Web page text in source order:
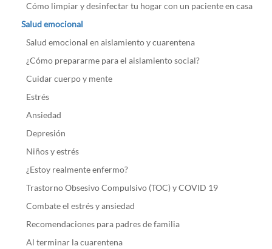
Cómo limpiar y desinfectar tu hogar con un paciente en casa
Salud emocional
Salud emocional en aislamiento y cuarentena
¿Cómo prepararme para el aislamiento social?
Cuidar cuerpo y mente
Estrés
Ansiedad
Depresión
Niños y estrés
¿Estoy realmente enfermo?
Trastorno Obsesivo Compulsivo (TOC) y COVID 19
Combate el estrés y ansiedad
Recomendaciones para padres de familia
Al terminar la cuarentena